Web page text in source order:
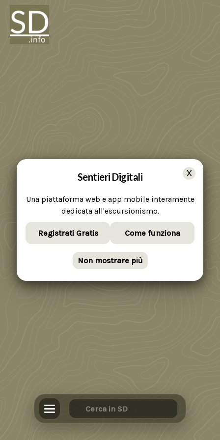
Sentieri Digitali
Una piattaforma web e app mobile interamente
dedicata all'escursionismo.
Registrati Gratis Come funziona
Non mostrare più